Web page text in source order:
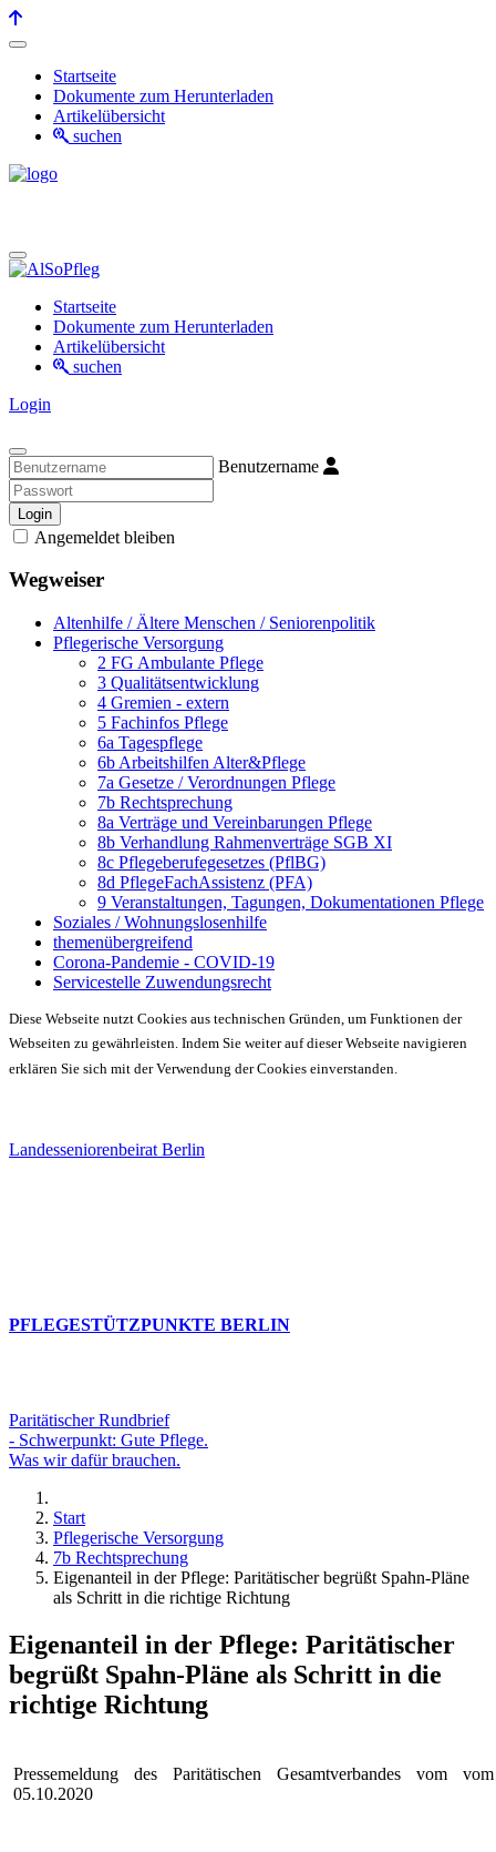
Startseite
Dokumente zum Herunterladen
Artikelübersicht
suchen
Startseite
Dokumente zum Herunterladen
Artikelübersicht
suchen
Login
Benutzername
Login
Angemeldet bleiben
Wegweiser
Altenhilfe / Ältere Menschen / Seniorenpolitik
Pflegerische Versorgung
2 FG Ambulante Pflege
3 Qualitätsentwicklung
4 Gremien - extern
5 Fachinfos Pflege
6a Tagespflege
6b Arbeitshilfen Alter&Pflege
7a Gesetze / Verordnungen Pflege
7b Rechtsprechung
8a Verträge und Vereinbarungen Pflege
8b Verhandlung Rahmenverträge SGB XI
8c Pflegeberufegesetzes (PflBG)
8d PflegeFachAssistenz (PFA)
9 Veranstaltungen, Tagungen, Dokumentationen Pflege
Soziales / Wohnungslosenhilfe
themenübergreifend
Corona-Pandemie - COVID-19
Servicestelle Zuwendungsrecht
Diese Webseite nutzt Cookies aus technischen Gründen, um Funktionen der
Webseiten zu gewährleisten. Indem Sie weiter auf dieser Webseite navigieren
erklären Sie sich mit der Verwendung der Cookies einverstanden.
Landesseniorenbeirat Berlin
PFLEGESTÜTZPUNKTE BERLIN
Paritätischer Rundbrief
- Schwerpunkt: Gute Pflege.
Was wir dafür brauchen.
Start
Pflegerische Versorgung
7b Rechtsprechung
Eigenanteil in der Pflege: Paritätischer begrüßt Spahn-Pläne
als Schritt in die richtige Richtung
Eigenanteil in der Pflege: Paritätischer
begrüßt Spahn-Pläne als Schritt in die
richtige Richtung
Pressemeldung des Paritätischen Gesamtverbandes vom vom
05.10.2020